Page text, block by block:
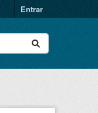
Entrar